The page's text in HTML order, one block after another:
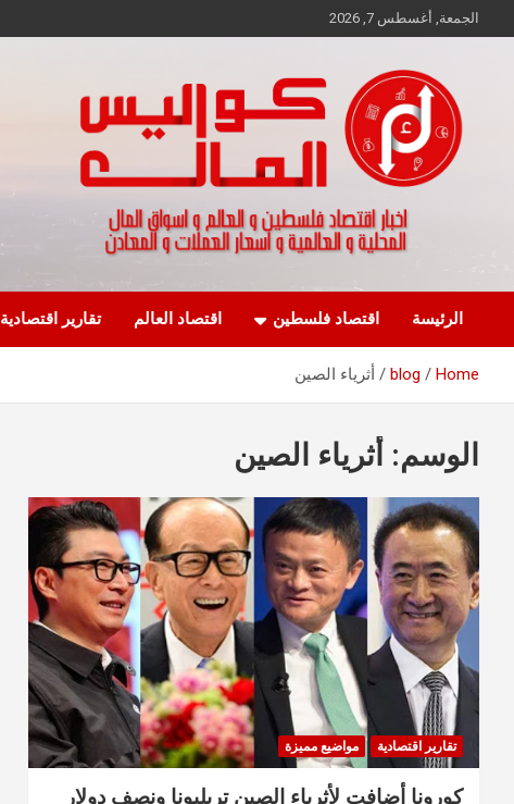
to
الجمعة, أغسطس 7, 2026
كواليس المال
الرئيسة اقتصاد فلسطين اقتصاد العالم تقارير اقتصادية
Home
blog أثرياء الصين
الوسم: أثرياء الصين
تقارير اقتصادية مواضيع مميزة
كورونا أضافت لأثرياء الصين تريليونا ونصف دولار